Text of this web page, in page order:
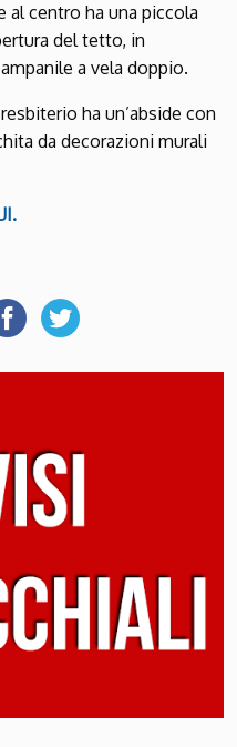
centro ha una piccola
del tetto, in
a vela doppio.
ha un’abside con
da decorazioni murali